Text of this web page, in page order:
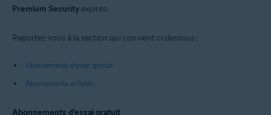
Premium Security expirés.
Reportez-vous à la section qui convient ci-dessous :
Abonnements d’essai gratuit
Abonnements achetés
Abonnements d’essai gratuit